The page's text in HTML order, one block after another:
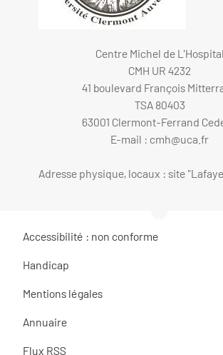
Centre Michel de L'Hospital
CMH UR 4232
41 boulevard François
TSA 80403
63001 Clermont-Ferrand
E-mail : cmh@uca.fr
Adresse physique, locaux : site
Accessibilité : non conforme
Handicap
Mentions légales
Annuaire
Flux RSS